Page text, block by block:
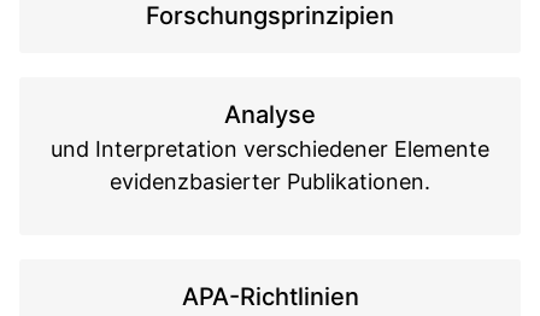
Forschungsprinzipien
Analyse
und Interpretation verschiedener Elemente
evidenzbasierter Publikationen.
APA-Richtlinien